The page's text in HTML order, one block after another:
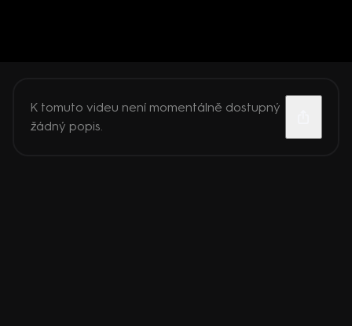
K tomuto videu není momentálně dostupný
žádný popis.